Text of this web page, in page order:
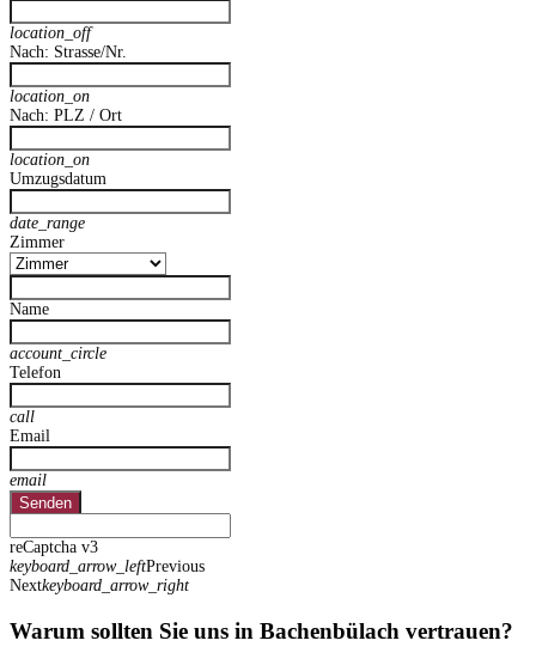
location_off
Nach: Strasse/Nr.
location_on
Nach: PLZ / Ort
location_on
Umzugsdatum
date_range
Zimmer
Name
account_circle
Telefon
call
Email
email
Senden
reCaptcha v3
keyboard_arrow_leftPrevious
Nextkeyboard_arrow_right
Warum sollten Sie uns in Bachenbülach vertrauen?